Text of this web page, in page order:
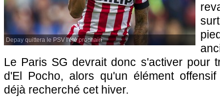
Depay quittera le PSV l'été prochain
Le Paris SG devrait donc s'activer pour
d'El Pocho, alors qu'un élément
déjà recherché cet hiver.